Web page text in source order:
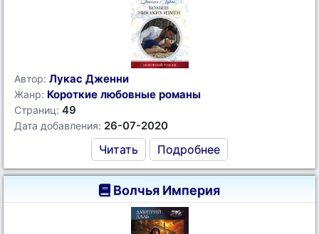
Автор: Лукас Дженни
Жанр: Короткие любовные романы
Страниц: 49
Дата добавления: 26-07-2020
Читать Подробнее
Волчья Империя